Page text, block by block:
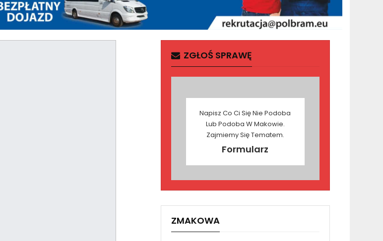
ZGŁOŚ SPRAWĘ
Napisz Co Ci Się Nie Podoba
Lub Podoba W Makowie.
Zajmiemy Się Tematem.
Formularz
ZMAKOWA